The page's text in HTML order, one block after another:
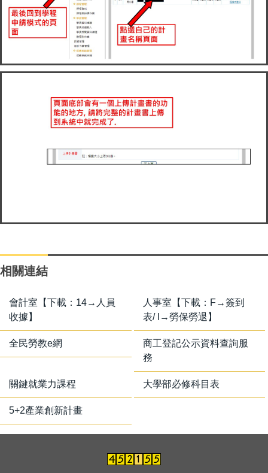
相關連結
會計室【下載：14→人員
收據】
人事室【下載：F→簽到
表/ I→勞保勞退】
全民勞教e網
商工登記公示資料查詢服
務
關鍵就業力課程 大學部必修科目表
5+2產業創新計畫